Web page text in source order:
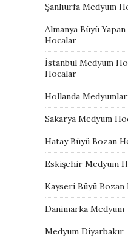
Şanlıurfa Medyum
Almanya Büyü
Hocalar
İstanbul Medyum
Hocalar
Hollanda
Sakarya Medyum
Hatay Büyü Bozan
Eskişehir Medyum
Kayseri Büyü Bozan
Danimarka Medyum
Medyum Diyarbakır